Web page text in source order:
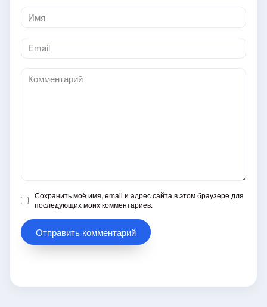
Имя
*
Email
*
Комментарий
Сохранить моё имя, email и адрес сайта в этом браузере для
последующих моих комментариев.